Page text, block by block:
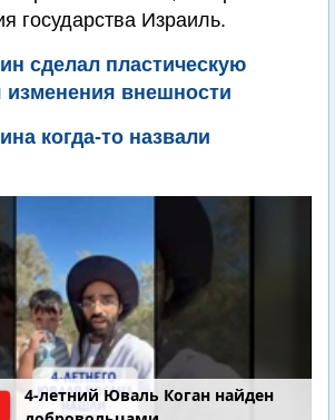
государства Израиль.
сделал пластическую
внешности
когда-то назвали
4-летний Юваль Коган найден